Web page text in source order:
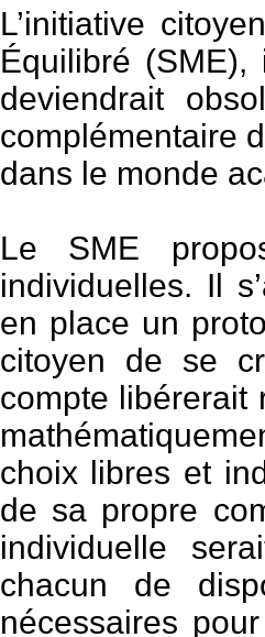
L’initiative
Équilibré
deviendrait
complémentaire
dans le monde
Le SME
individuelles. Il
en place un
citoyen de se
compte libérerait
choix libres et
de sa propre
individuelle
chacun de
nécessaires